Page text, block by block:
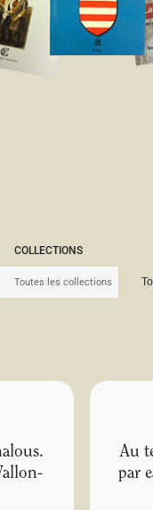
COLLECTIONS
Au
par